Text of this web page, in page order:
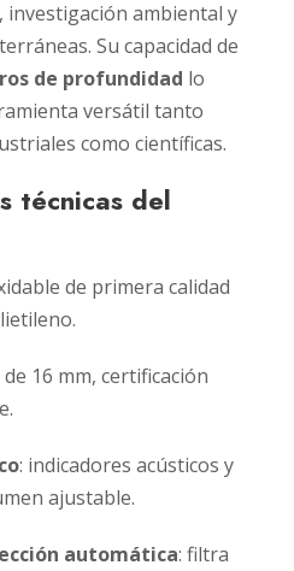
investigación ambiental y
Su capacidad de
de profundidad lo
versátil tanto
como científicas.
técnicas del
de primera calidad
16 mm, certificación
: indicadores acústicos y
ajustable.
automática: filtra